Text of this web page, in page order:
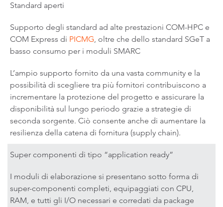
Standard aperti
Supporto degli standard ad alte prestazioni COM-HPC e
COM Express di PICMG, oltre che dello standard SGeT a
basso consumo per i moduli SMARC
L’ampio supporto fornito da una vasta community e la
possibilità di scegliere tra più fornitori contribuiscono a
incrementare la protezione del progetto e assicurare la
disponibilità sul lungo periodo grazie a strategie di
seconda sorgente. Ciò consente anche di aumentare la
resilienza della catena di fornitura (supply chain).
Super componenti di tipo “application ready”
I moduli di elaborazione si presentano sotto forma di
super-componenti completi, equipaggiati con CPU,
RAM, e tutti gli I/O necessari e corredati da package